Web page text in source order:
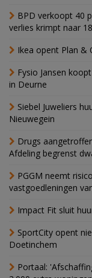
BPD verkoopt 40
verlies krimpt naar
Ikea opent Plan &
Fysio Jansen
in Deurne
Siebel Juweliers
Nieuwegein
Drugs
Afdeling begrenst
PGGM neemt
vastgoedleningen
Impact Fit sluit
SportCity opent
Doetinchem
Portaal: